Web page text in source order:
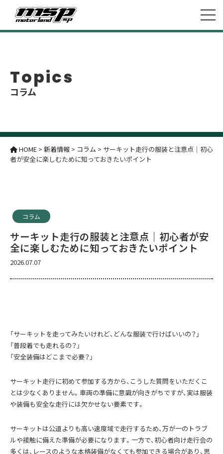
Topics
コラム
HOME > 新着情報 > コラム > サーキット走行の服装と注意点｜初心
者が安全に楽しむために知っておきたいポイント
コラム
サーキット走行の服装と注意点｜初心者が安
全に楽しむために知っておきたいポイント
2026.07.07
「サーキットを走ってみたいけれど、どんな服装で行けばいいの？」
「普段着でも走れるの？」
「安全装備はどこまで必要？」
サーキット走行に初めて参加する方から、こうした質問をいただくこ
とは少なくありません。車両の準備に意識が向きがちですが、実は服装
や装備も安全な走行には欠かせない要素です。
サーキットは公道よりも高い速度域で走行するため、万が一のトラブ
ルや接触に備えた準備が必要になります。一方で、初心者向け走行会の
多くは、レースのような本格装備がなくても参加できる場合があり、思